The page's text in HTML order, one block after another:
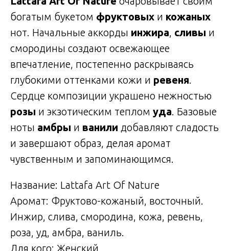
богатым букетом фруктовых и кожаных
нот. Начальные аккорды инжира, сливы и
смородины создают освежающее
впечатление, постепенно раскрываясь
глубокими оттенками кожи и ревеня.
Сердце композиции украшено нежностью
розы и экзотическим теплом уда. Базовые
ноты амбры и ванили добавляют сладость
и завершают образ, делая аромат
чувственным и запоминающимся.
Название: Lattafa Art Of Nature
Аромат: Фруктово-кожаный, восточный.
Инжир, слива, смородина, кожа, ревень,
роза, уд, амбра, ваниль.
Для кого: Женский